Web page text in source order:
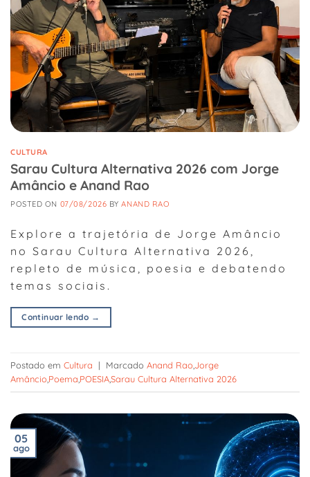
CULTURA
Sarau Cultura Alternativa 2026 com Jorge
Amâncio e Anand Rao
POSTED ON 07/08/2026 BYANAND RAO
Explore a trajetória de Jorge Amâncio
no Sarau Cultura Alternativa 2026,
repleto de música, poesia e debatendo
temas sociais.
Continuar lendo →
Postado em Cultura | Marcado Anand Rao Jorge
Amâncio Poema POESIASarau Cultura Alternativa 2026
05
ago